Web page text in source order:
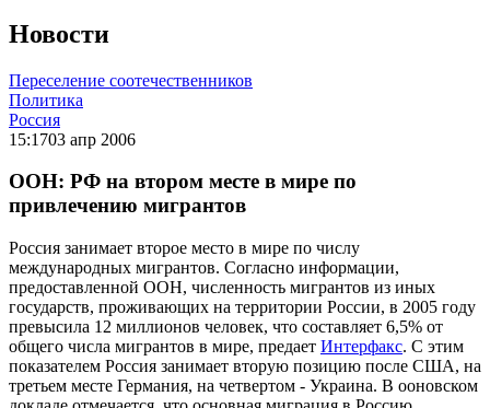
Новости
Переселение соотечественников
Политика
Россия
15:1703 апр 2006
ООН: РФ на втором месте в мире по
привлечению мигрантов
Россия занимает второе место в мире по числу
международных мигрантов. Согласно информации,
предоставленной ООН, численность мигрантов из иных
государств, проживающих на территории России, в 2005 году
превысила 12 миллионов человек, что составляет 6,5% от
общего числа мигрантов в мире, предает Интерфакс. С этим
показателем Россия занимает вторую позицию после США, на
третьем месте Германия, на четвертом - Украина. В ооновском